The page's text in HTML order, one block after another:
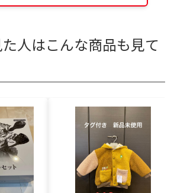
人はこんな商品も見て